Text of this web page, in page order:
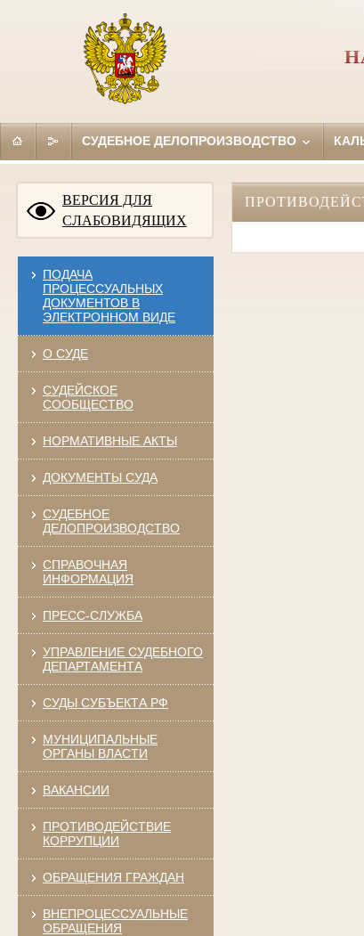
СУДЕБНОЕ ДЕЛОПРОИЗВОДСТВО
ВЕРСИЯ ДЛЯ
СЛАБОВИДЯЩИХ
ПОДАЧА
ПРОЦЕССУАЛЬНЫХ
ДОКУМЕНТОВ В
ЭЛЕКТРОННОМ ВИДЕ
О СУДЕ
СУДЕЙСКОЕ
СООБЩЕСТВО
НОРМАТИВНЫЕ АКТЫ
ДОКУМЕНТЫ СУДА
СУДЕБНОЕ
ДЕЛОПРОИЗВОДСТВО
СПРАВОЧНАЯ
ИНФОРМАЦИЯ
ПРЕСС-СЛУЖБА
УПРАВЛЕНИЕ СУДЕБНОГО
ДЕПАРТАМЕНТА
СУДЫ СУБЪЕКТА РФ
МУНИЦИПАЛЬНЫЕ
ОРГАНЫ ВЛАСТИ
ВАКАНСИИ
ПРОТИВОДЕЙСТВИЕ
КОРРУПЦИИ
ОБРАЩЕНИЯ ГРАЖДАН
ВНЕПРОЦЕССУАЛЬНЫЕ
ОБРАЩЕНИЯ